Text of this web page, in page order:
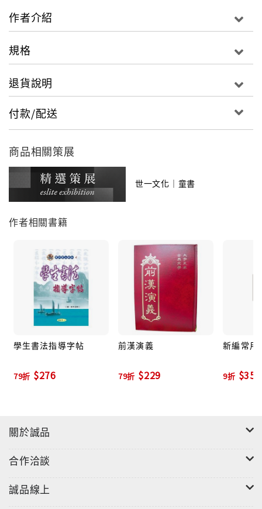
作者介紹
規格
退貨說明
付款/配送
商品相關策展
世一文化｜童書
作者相關書籍
學生書法指導字帖
79折 $276
前漢演義
79折 $229
新編常用
9折 $359
關於誠品
合作洽談
誠品線上